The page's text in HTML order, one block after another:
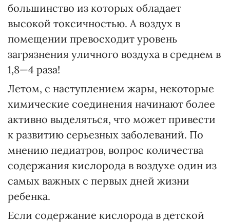
большинство из которых обладает
высокой токсичностью. А воздух в
помещении превосходит уровень
загрязнения уличного воздуха в среднем в
1,8—4 раза!
Летом, с наступлением жары, некоторые
химические соединения начинают более
активно выделяться, что может привести
к развитию серьезных заболеваний. По
мнению педиатров, вопрос количества
содержания кислорода в воздухе один из
самых важных с первых дней жизни
ребенка.
Если содержание кислорода в детской